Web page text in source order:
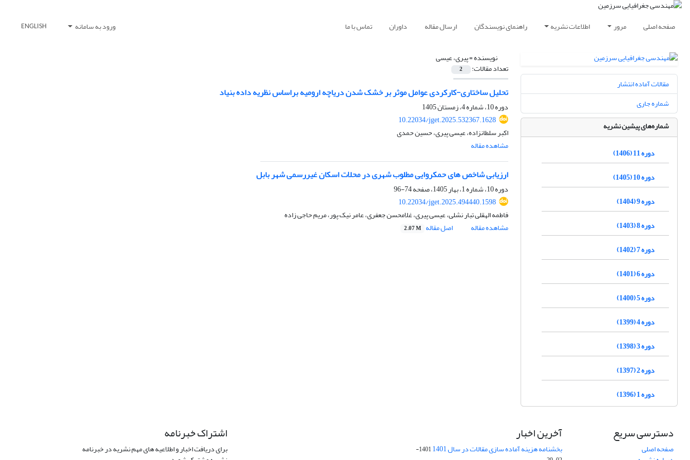
صفحه اصلی مرور اطلاعات نشریه راهنمای نویسندگان ارسال مقاله داوران تماس با ما ورود به سامانه ENGLISH
نویسنده =پیری، عیسی
تعداد مقالات: 2
تحلیل ساختاری-کارکردی عوامل موثر بر خشک شدن دریاچه ارومیه براساس نظریه داده بنیاد
دوره 10، شماره 4، زمستان 1405
10.22034/jget.2025.532367.1628
اکبر سلطانزاده، عیسی پیری، حسین حمدی
مشاهده مقاله
ارزیابی شاخص های حمکروایی مطلوب شهری در محلات اسکان غیررسمی شهر بابل
دوره 10، شماره 1، بهار 1405، صفحه
74-96
10.22034/jget.2025.494440.1598
فاطمه الهقلی تبار نشلی، عیسی پیری، غلامحسن جعفری، عامر نیک پور، مریم حاجی زاده
مشاهده مقاله
اصل مقاله 2.07 M
مقالات آماده انتشار
شماره جاری
شماره‌های پیشین نشریه
دوره 11 (1406)
دوره 10 (1405)
دوره 9 (1404)
دوره 8 (1403)
دوره 7 (1402)
دوره 6 (1401)
دوره 5 (1400)
دوره 4 (1399)
دوره 3 (1398)
دوره 2 (1397)
دوره 1 (1396)
دسترسی سریع
صفحه اصلی
آخرین اخبار
بخشنامه هزینه آماده سازی مقالات در سال 1401
1401-
اشتراک خبرنامه
برای دریافت اخبار و اطلاعیه های مهم نشریه در خبرنامه